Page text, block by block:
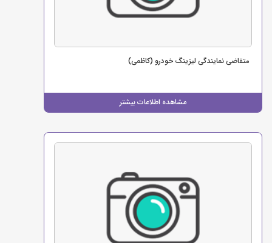
مشاهده اطلاعات بیشتر
متقاضی نمایندگی لیزینگ خودرو (کاظمی)